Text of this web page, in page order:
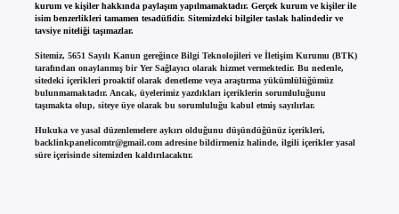
kurum ve kişiler hakkında paylaşım yapılmamaktadır. Gerçek kurum ve kişiler ile
isim benzerlikleri tamamen tesadüfidir. Sitemizdeki bilgiler taslak halindedir ve
tavsiye niteliği taşımazlar.
Sitemiz, 5651 Sayılı Kanun gereğince Bilgi Teknolojileri ve İletişim Kurumu (BTK)
tarafından onaylanmış bir Yer Sağlayıcı olarak hizmet vermektedir. Bu nedenle,
sitedeki içerikleri proaktif olarak denetleme veya araştırma yükümlülüğümüz
bulunmamaktadır. Ancak, üyelerimiz yazdıkları içeriklerin sorumluluğunu
taşımakta olup, siteye üye olarak bu sorumluluğu kabul etmiş sayılırlar.
Hukuka ve yasal düzenlemelere aykırı olduğunu düşündüğünüz içerikleri,
backlinkpanelicomtr@gmail.comadresine bildirmeniz halinde, ilgili içerikler yasal
süre içerisinde sitemizden kaldırılacaktır.